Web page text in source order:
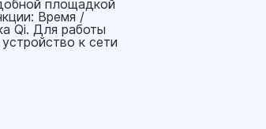
площадкой
Время /
Qi. Для работы
к сети